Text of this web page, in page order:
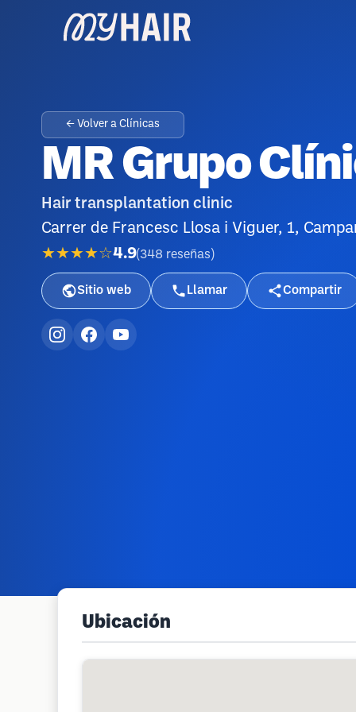
← Volver a Clínicas
MR Grupo
Hair transplantation clinic
Carrer de Francesc Llosa i Viguer, 1,
★★★★☆4.9(348 reseñas )
Sitio web Llamar Compartir
Ubicación